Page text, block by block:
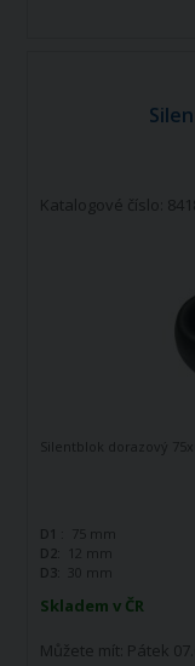
Katalogové číslo:
Skladem v ČR
Můžete mít: Pátek
Silentblok dorazový
D1 :
75 mm
D2:
12 mm
D3:
30 mm